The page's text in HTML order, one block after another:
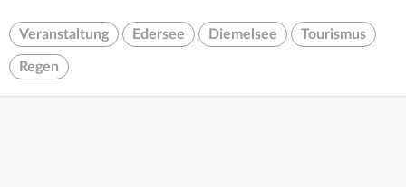
Veranstaltung Edersee Diemelsee Tourismus
Regen